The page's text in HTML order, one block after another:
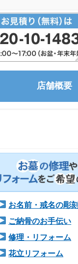
店舗概要
お名前・戒名の彫刻
ご納骨のお手伝い
修理・リフォーム
花立リフォーム